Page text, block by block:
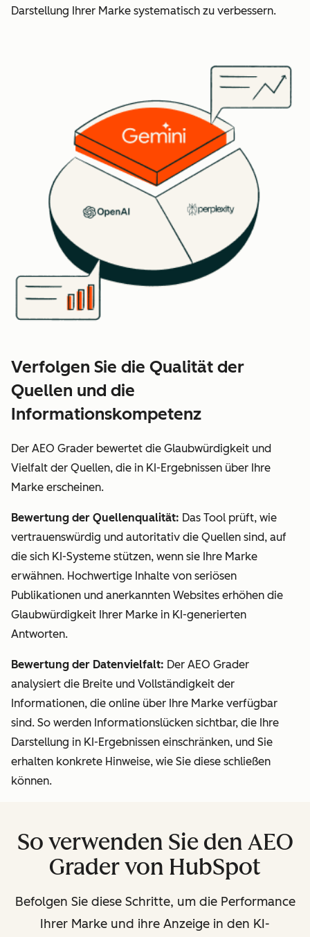
Darstellung Ihrer Marke systematisch zu verbessern.
Verfolgen Sie die Qualität der
Quellen und die
Informationskompetenz
Der AEO Grader bewertet die Glaubwürdigkeit und
Vielfalt der Quellen, die in KI-Ergebnissen über Ihre
Marke erscheinen.
Bewertung der Quellenqualität: Das Tool prüft, wie
vertrauenswürdig und autoritativ die Quellen sind, auf
die sich KI-Systeme stützen, wenn sie Ihre Marke
erwähnen. Hochwertige Inhalte von seriösen
Publikationen und anerkannten Websites erhöhen die
Glaubwürdigkeit Ihrer Marke in KI-generierten
Antworten.
Bewertung der Datenvielfalt: Der AEO Grader
analysiert die Breite und Vollständigkeit der
Informationen, die online über Ihre Marke verfügbar
sind. So werden Informationslücken sichtbar, die Ihre
Darstellung in KI-Ergebnissen einschränken, und Sie
erhalten konkrete Hinweise, wie Sie diese schließen
können.
So verwenden Sie den AEO
Grader von HubSpot
Befolgen Sie diese Schritte, um die Performance
Ihrer Marke und ihre Anzeige in den KI-